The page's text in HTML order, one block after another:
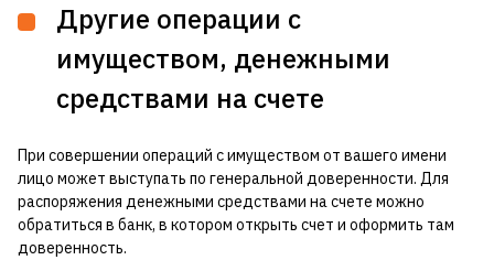
Другие операции с
имуществом, денежными
средствами на счете
При совершении операций с имуществом от вашего имени
лицо может выступать по генеральной доверенности. Для
распоряжения денежными средствами на счете можно
обратиться в банк, в котором открыть счет и оформить там
доверенность.